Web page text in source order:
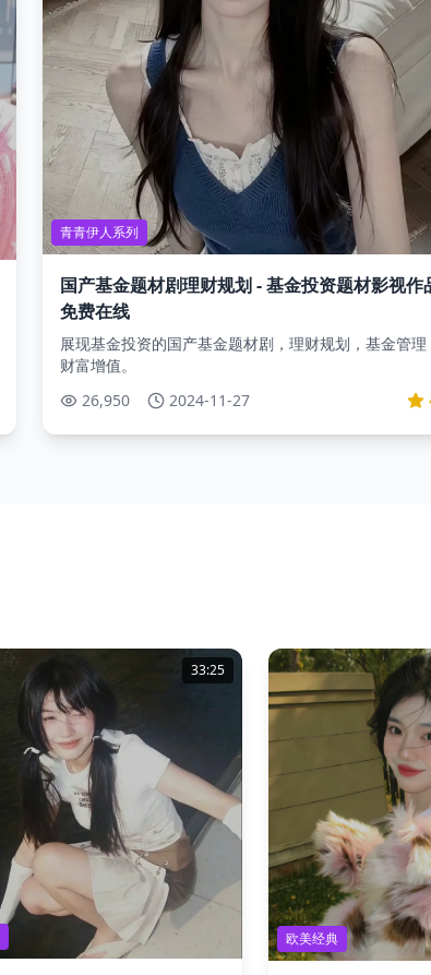
青青伊人系列
国产基金题材剧理财规划 - 基金投资题材影视作
免费在线
展现基金投资的国产基金题材剧，理财规划，基金管理
财富增值。
26,950
2024-11-27
33:25
欧美经典